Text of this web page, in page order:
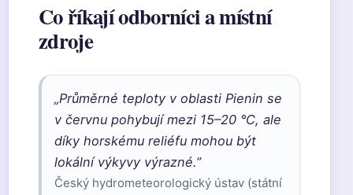
Co říkají odborníci a místní
zdroje
„Průměrné teploty v oblasti Pienin se
v červnu pohybují mezi 15–20 °C, ale
díky horskému reliéfu mohou být
lokální výkyvy výrazné.”
Český hydrometeorologický ústav (státní